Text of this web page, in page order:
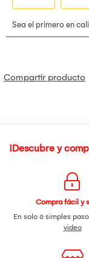
Compartir producto
¡Descubre y
Compra fácil y
En solo 6 simples
video